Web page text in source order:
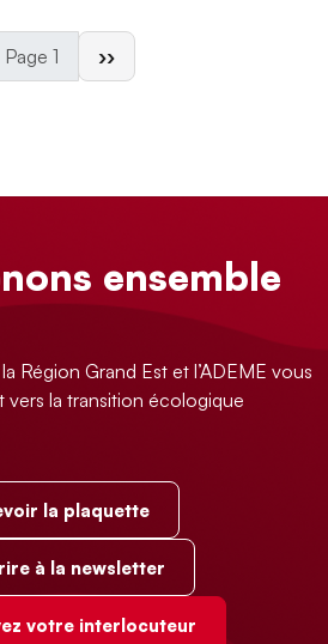
Page 1 Page suivante
››
ensemble
Région Grand Est et l’ADEME vous
vers la transition écologique
la plaquette
à la newsletter
votre interlocuteur